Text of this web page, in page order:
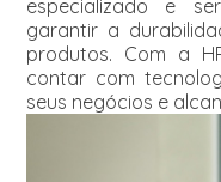
especializado e
garantir a
produtos. Com a
contar com
seus negócios e